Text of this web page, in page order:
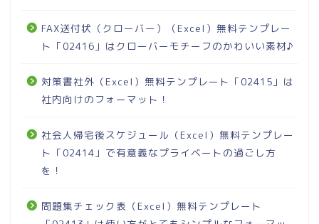
FAX送付状（クローバー）（Excel）無料テンプレー
ト「02416」はクローバーモチーフのかわいい素材♪
対策書社外（Excel）無料テンプレート「02415」は
社内向けのフォーマット！
社会人帰宅後スケジュール（Excel）無料テンプレー
ト「02414」で有意義なプライベートの過ごし方
を！
問題集チェック表（Excel）無料テンプレート